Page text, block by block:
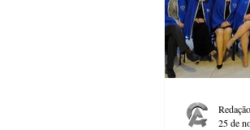
Redação
25 de